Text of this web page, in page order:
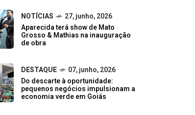
NOTÍCIAS
27, junho, 2026
Aparecida terá show de Mato
Grosso & Mathias na inauguração
de obra
DESTAQUE
07, junho, 2026
Do descarte à oportunidade:
pequenos negócios impulsionam a
economia verde em Goiás